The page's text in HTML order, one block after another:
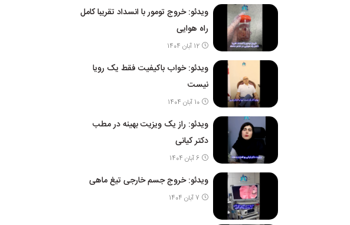
ویدئو: خروج تومور با انسداد تقریبا کامل
راه هوایی
12 آبان 1404
ویدئو: خواب باکیفیت فقط یک رویا
نیست
10 آبان 1404
ویدئو: راز یک ویزیت بهینه در مطب
دکتر کیانی
6 آبان 1404
ویدئو: خروج جسم خارجی تیغ ماهی
7 آبان 1404